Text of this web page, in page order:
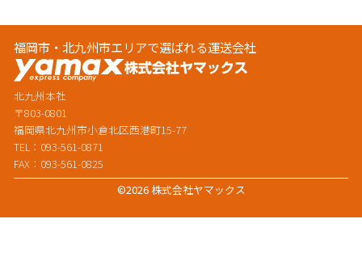
福岡市・北九州市エリアで選ばれる運送会社
北九州本社
〒803-0801
福岡県北九州市小倉北区西港町15-77
TEL：093-561-0871
FAX：093-561-0825
©2026 株式会社ヤマックス